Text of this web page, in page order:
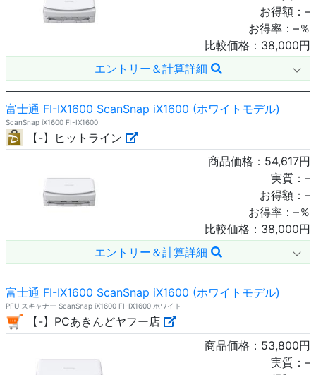
お得額： –
お得率： –％
比較価格： 38,000円
エントリー＆計算詳細
富士通 FI-IX1600 ScanSnap iX1600 (ホワイトモデル)
ScanSnap iX1600 FI-IX1600
【-】ヒットライン
商品価格： 54,617円
実質： –
お得額： –
お得率： –％
比較価格： 38,000円
エントリー＆計算詳細
富士通 FI-IX1600 ScanSnap iX1600 (ホワイトモデル)
PFU スキャナー ScanSnap iX1600 FI-IX1600 ホワイト
【-】PCあきんどヤフー店
商品価格： 53,800円
実質： –